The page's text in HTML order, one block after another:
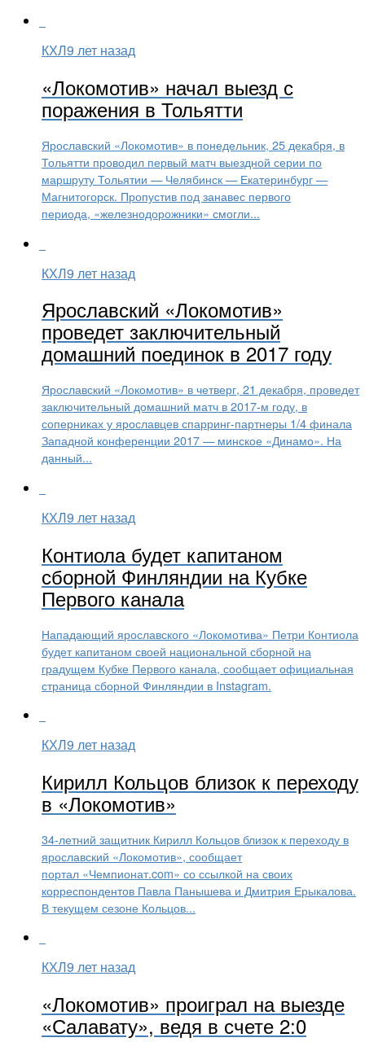
КХЛ9 лет назад
«Локомотив» начал выезд с
поражения в Тольятти
Ярославский «Локомотив» в понедельник, 25 декабря, в
Тольятти проводил первый матч выездной серии по
маршруту Тольятии — Челябинск — Екатеринбург —
Магнитогорск. Пропустив под занавес первого
периода, «железнодорожники» смогли...
КХЛ9 лет назад
Ярославский «Локомотив»
проведет заключительный
домашний поединок в 2017 году
Ярославский «Локомотив» в четверг, 21 декабря, проведет
заключительный домашний матч в 2017-м году, в
соперниках у ярославцев спарринг-партнеры 1/4 финала
Западной конференции 2017 — минское «Динамо». На
данный...
КХЛ9 лет назад
Контиола будет капитаном
сборной Финляндии на Кубке
Первого канала
Нападающий ярославского «Локомотива» Петри Контиола
будет капитаном своей национальной сборной на
градущем Кубке Первого канала, сообщает официальная
страница сборной Финляндии в Instagram.
КХЛ9 лет назад
Кирилл Кольцов близок к переходу
в «Локомотив»
34-летний защитник Кирилл Кольцов близок к переходу в
ярославский «Локомотив», сообщает
портал «Чемпионат.com» со ссылкой на своих
корреспондентов Павла Панышева и Дмитрия Ерыкалова.
В текущем сезоне Кольцов...
КХЛ9 лет назад
«Локомотив» проиграл на выезде
«Салавату», ведя в счете 2:0